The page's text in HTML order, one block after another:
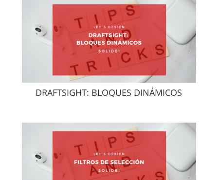
DRAFTSIGHT: BLOQUES DINÁMICOS